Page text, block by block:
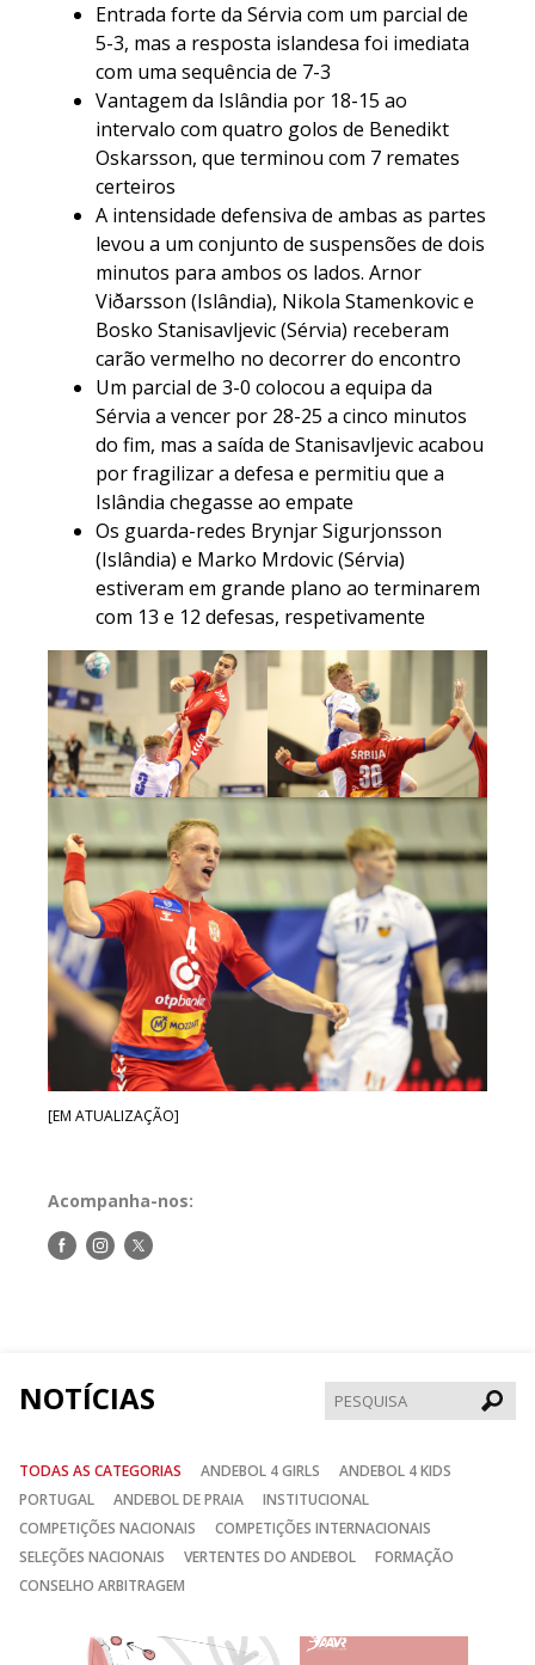
Entrada forte da Sérvia com um parcial de
5-3, mas a resposta islandesa foi imediata
com uma sequência de 7-3
Vantagem da Islândia por 18-15 ao
intervalo com quatro golos de Benedikt
Oskarsson, que terminou com 7 remates
certeiros
A intensidade defensiva de ambas as partes
levou a um conjunto de suspensões de dois
minutos para ambos os lados. Arnor
Viðarsson (Islândia), Nikola Stamenkovic e
Bosko Stanisavljevic (Sérvia) receberam
carão vermelho no decorrer do encontro
Um parcial de 3-0 colocou a equipa da
Sérvia a vencer por 28-25 a cinco minutos
do fim, mas a saída de Stanisavljevic acabou
por fragilizar a defesa e permitiu que a
Islândia chegasse ao empate
Os guarda-redes Brynjar Sigurjonsson
(Islândia) e Marko Mrdovic (Sérvia)
estiveram em grande plano ao terminarem
com 13 e 12 defesas, respetivamente
[EM ATUALIZAÇÃO]
Acompanha-nos:
Siga-Siga-Siga-
NOTÍCIAS
TODAS AS CATEGORIAS ANDEBOL 4 GIRLS
ANDEBOL 4 KIDS
PORTUGAL
ANDEBOL DE PRAIA
INSTITUCIONAL
COMPETIÇÕES NACIONAIS
COMPETIÇÕES INTERNACIONAIS
SELEÇÕES NACIONAIS
VERTENTES DO ANDEBOL
FORMAÇÃO
CONSELHO ARBITRAGEM
Anterior